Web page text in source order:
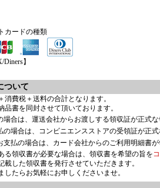
カードの種類
】
ついて
費税＋送料の合計となります。
品書を同封させて頂いております。
合は、運送会社からお渡しする領収証が正式な
の場合は、コンビニエンスストアの受領証が正式
支払の場合は、カード会社からのご利用明細書が
領収書が必要な場合は、領収書を希望の旨を
した領収書を発行させていただきます。
したらお気軽にお申しくださいませ。